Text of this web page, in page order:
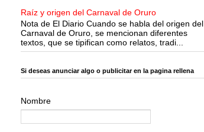
Raíz y origen del Carnaval de Oruro
Nota de El Diario Cuando se habla del origen del
Carnaval de Oruro, se mencionan diferentes
textos, que se tipifican como relatos, tradi...
Si deseas anunciar algo o publicitar en la pagina rellena
Nombre